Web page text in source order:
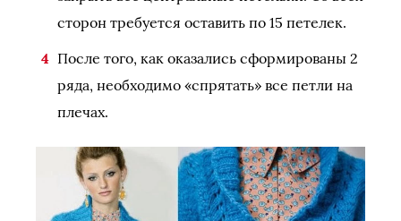
сторон требуется оставить по 15 петелек.
После того, как оказались сформированы 2
ряда, необходимо «спрятать» все петли на
плечах.